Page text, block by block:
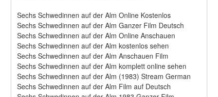
Sechs Schwedinnen auf der Alm Online Kostenlos
Sechs Schwedinnen auf der Alm Ganzer Film Deutsch
Sechs Schwedinnen auf der Alm Online Anschauen
Sechs Schwedinnen auf der Alm kostenlos sehen
Sechs Schwedinnen auf der Alm Anschauen Film
Sechs Schwedinnen auf der Alm komplett online sehen
Sechs Schwedinnen auf der Alm (1983) Stream German
Sechs Schwedinnen auf der Alm Film auf Deutsch